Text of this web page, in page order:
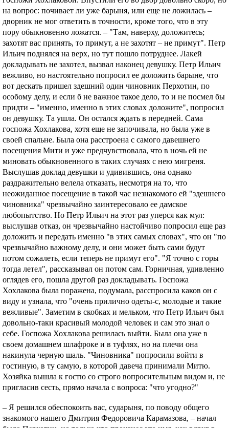
на вопрос: почивает ли уже барыня, или еще не ложилась –
дворник не мог ответить в точности, кроме того, что в эту
пору обыкновенно ложатся. – "Там, наверху, доложитесь;
захотят вас принять, то примут, а не захотят – не примут". Петр
Ильич поднялся на верх, но тут пошло потруднее. Лакей
докладывать не захотел, вызвал наконец девушку. Петр Ильич
вежливо, но настоятельно попросил ее доложить барыне, что
вот дескать пришел здешний один чиновник Перхотин, по
особому делу, и если б не важное такое дело, то и не посмел бы
придти – "именно, именно в этих словах доложите", попросил
он девушку. Та ушла. Он остался ждать в передней. Сама
госпожа Хохлакова, хотя еще не започивала, но была уже в
своей спальне. Была она расстроена с самого давешнего
посещения Мити и уже предчувствовала, что в ночь ей не
миновать обыкновенного в таких случаях с нею мигреня.
Выслушав доклад девушки и удивившись, она однако
раздражительно велела отказать, несмотря на то, что
неожиданное посещение в такой час незнакомого ей "здешнего
чиновника" чрезвычайно заинтересовало ее дамское
любопытство. Но Петр Ильич на этот раз уперся как мул:
выслушав отказ, он чрезвычайно настойчиво попросил еще раз
доложить и передать именно "в этих самых словах", что он "по
чрезвычайно важному делу, и они может быть сами будут
потом сожалеть, если теперь не примут его". "Я точно с горы
тогда летел", рассказывал он потом сам. Горничная, удивленно
оглядев его, пошла другой раз докладывать. Госпожа
Хохлакова была поражена, подумала, расспросила каков он с
виду и узнала, что "очень прилично одеты-с, молодые и такие
вежливые". Заметим в скобках и мельком, что Петр Ильич был
довольно-таки красивый молодой человек и сам это знал о
себе. Госпожа Хохлакова решилась выйти. Была она уже в
своем домашнем шлафроке и в туфлях, но на плечи она
накинула черную шаль. "Чиновника" попросили войти в
гостиную, в ту самую, в которой давеча принимали Митю.
Хозяйка вышла к гостю со строго вопросительным видом и, не
пригласив сесть, прямо начала с вопроса: "чтo угодно?"
– Я решился обеспокоить вас, сударыня, по поводу общего
знакомого нашего Дмитрия Федоровича Карамазова, – начал